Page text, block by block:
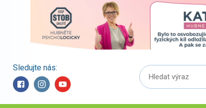
Sledujte nás: